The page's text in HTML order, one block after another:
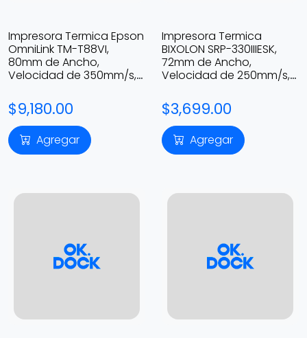
Impresora Termica Epson
OmniLink TM-T88VI,
80mm de Ancho,
Velocidad de 350mm/s,
Automatico
$9,180.00
Agregar
Impresora Termica
BIXOLON SRP-330IIIESK,
72mm de Ancho,
Velocidad de 250mm/s,
Corte Automatico
$3,699.00
Agregar